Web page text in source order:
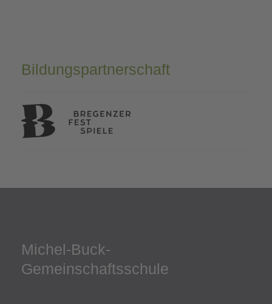
Bildungspartnerschaft
Michel-Buck-
Gemeinschaftsschule